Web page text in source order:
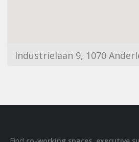
Industrielaan 9, 1070